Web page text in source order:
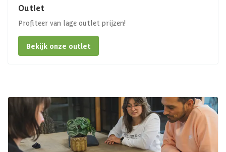
Outlet
Profiteer van lage outlet prijzen!
Bekijk onze outlet